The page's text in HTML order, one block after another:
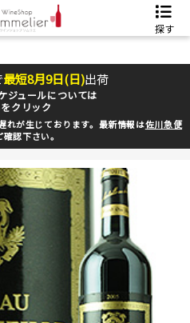
探す
最短8月9日(日)出荷
ジュールについては
クリック
れが生じております。最新情報は佐川急便
確認下さい。